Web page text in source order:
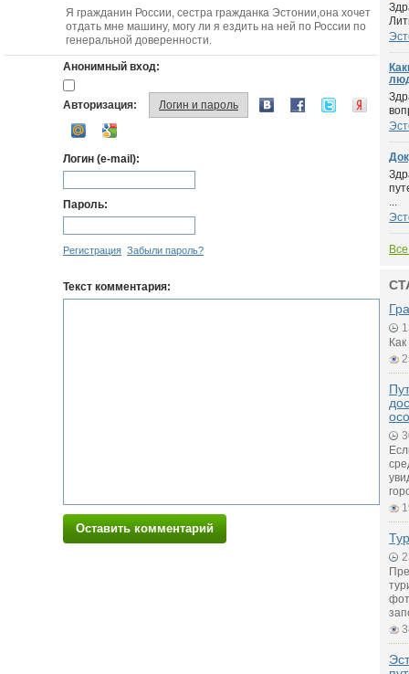
Я гражданин России, сестра гражданка Эстонии,она хочет
отдать мне машину, могу ли я ездить на ней по России по
генеральной доверенности.
Анонимный вход:
Авторизация: Логин и пароль
Логин (e-mail):
Пароль:
Регистрация Забыли пароль?
Текст комментария:
Оставить комментарий
...